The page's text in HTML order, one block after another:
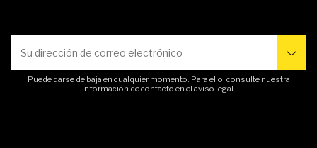
Puede darse de baja en cualquier momento. Para ello, consulte nuestra
información de contacto en el aviso legal.